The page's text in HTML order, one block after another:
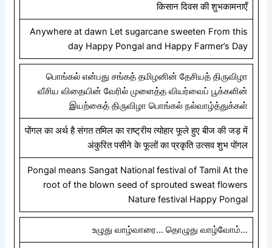
किसान दिवस की शुभकामनाएँ
Anywhere at dawn Let sugarcane sweeten From this
day Happy Pongal and Happy Farmer’s Day
பொங்கல் என்பது சங்கத் தமிழனின் தேசியத் திருவிழா
வீசிய விதையின் வேரில் முளைத்த வியர்வைப் பூக்களின்
இயற்கைத் திருவிழா பொங்கல் நல்வாழ்த்துக்கள்
पोंगल का अर्थ है संगत तमिल का राष्ट्रीय त्योहार फूले हुए बीज की जड़ में
अंकुरित पसीने के फूलों का प्रकृति उत्सव शुभ पोंगल
Pongal means Sangat National festival of Tamil At the
root of the blown seed of sprouted sweat flowers
Nature festival Happy Pongal
உழுது வாழ்வாரை… தொழுது வாழ்வோம்…